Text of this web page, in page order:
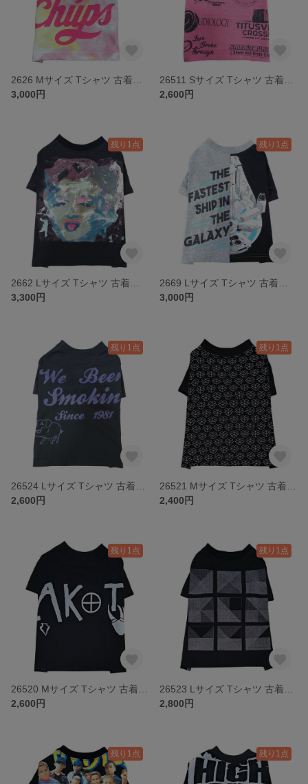
3,000円
2,600円
残り1点
3,300円
残り1点
3,000円
残り1点
2,600円
残り1点
2,400円
残り1点
2,600円
残り1点
2,800円
残り1点 残り1点